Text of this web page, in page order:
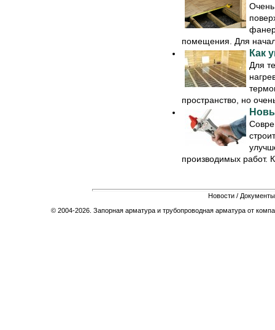
помещения. Для
Как
Для
пространство, но
производимых работ.
Новости / Документы
© 2004-2026. Запорная арматура и трубопроводная арматура от